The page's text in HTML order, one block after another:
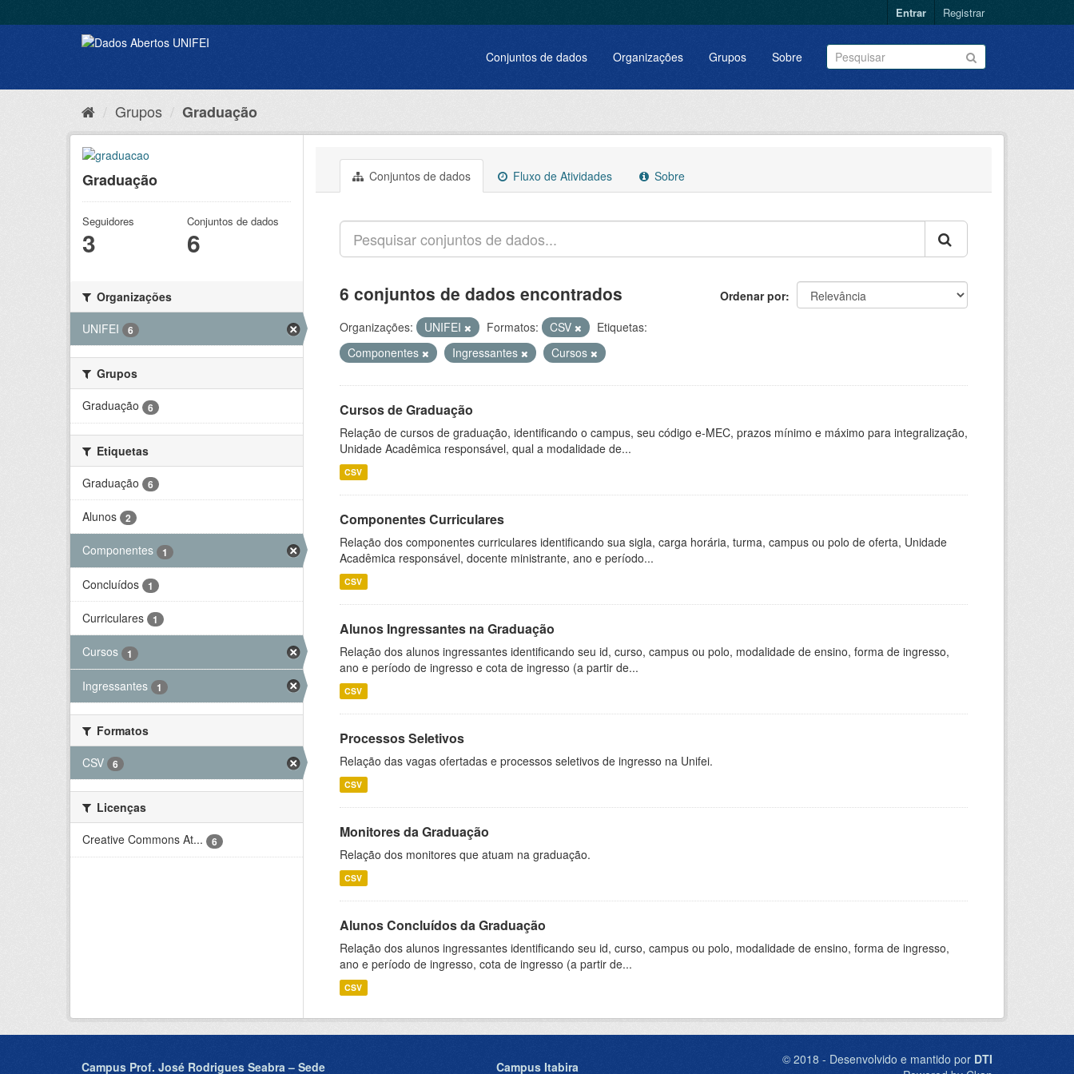
Entrar Registrar
Conjuntos de dados Organizações Grupos Sobre
Grupos Graduação
Graduação
Seguidores
3
Conjuntos de dados
6
Organizações
UNIFEI
6
Grupos
Graduação
6
Etiquetas
Graduação
6
Alunos 2
Componentes 1
Concluídos 1
Curriculares 1
Cursos 1
Ingressantes 1
Formatos
CSV
6
Licenças
Creative Commons At...
6
Conjuntos de dados Fluxo de Atividades Sobre
Ordenar por
6 conjuntos de dados encontrados
Organizações: UNIFEI Formatos: CSV
Etiquetas:
Componentes
Ingressantes Cursos
Cursos de Graduação
Relação de cursos de graduação, identificando o campus, seu código e-MEC, prazos mínimo e máximo para integralização,
Unidade Acadêmica responsável, qual a modalidade de...
CSV
Componentes Curriculares
Relação dos componentes curriculares identificando sua sigla, carga horária, turma, campus ou polo de oferta, Unidade
Acadêmica responsável, docente ministrante, ano e período...
CSV
Alunos Ingressantes na Graduação
Relação dos alunos ingressantes identificando seu id, curso, campus ou polo, modalidade de ensino, forma de ingresso,
ano e período de ingresso e cota de ingresso (a partir de...
CSV
Processos Seletivos
Relação das vagas ofertadas e processos seletivos de ingresso na Unifei.
CSV
Monitores da Graduação
Relação dos monitores que atuam na graduação.
CSV
Alunos Concluídos da Graduação
Relação dos alunos ingressantes identificando seu id, curso, campus ou polo, modalidade de ensino, forma de ingresso,
ano e período de ingresso, cota de ingresso (a partir de...
CSV
Campus Prof. José Rodrigues Seabra – Sede Campus Itabira © 2018 - Desenvolvido e mantido por DTI